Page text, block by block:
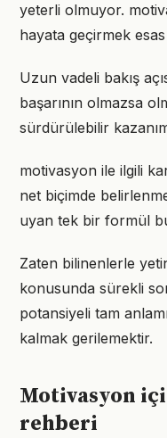
yeterli olmuyor.
hayata geçirmek
Uzun vadeli bakış
başarının olmazsa
sürdürülebilir
motivasyon ile ilgili
net biçimde
uyan tek bir formül
Zaten bilinenlerle
konusunda sürekli
potansiyeli tam
kalmak gerilemektir.
Motivasyon
rehberi